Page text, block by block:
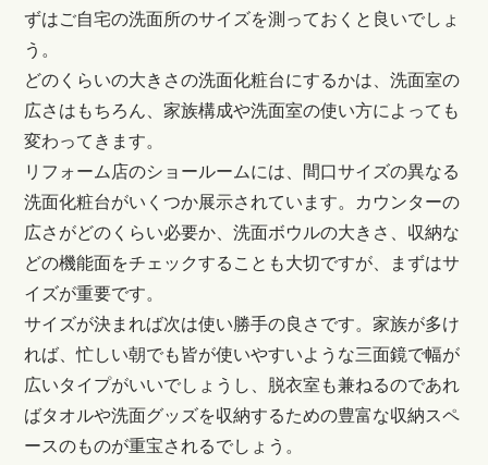
ずはご自宅の洗面所のサイズを測っておくと良いでしょ
う。
どのくらいの大きさの洗面化粧台にするかは、洗面室の
広さはもちろん、家族構成や洗面室の使い方によっても
変わってきます。
リフォーム店のショールームには、間口サイズの異なる
洗面化粧台がいくつか展示されています。カウンターの
広さがどのくらい必要か、洗面ボウルの大きさ、収納な
どの機能面をチェックすることも大切ですが、まずはサ
イズが重要です。
サイズが決まれば次は使い勝手の良さです。家族が多け
れば、忙しい朝でも皆が使いやすいような三面鏡で幅が
広いタイプがいいでしょうし、脱衣室も兼ねるのであれ
ばタオルや洗面グッズを収納するための豊富な収納スペ
ースのものが重宝されるでしょう。